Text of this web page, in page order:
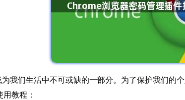
我们生活中不可或缺的一部分。为了保护我们的
教程：